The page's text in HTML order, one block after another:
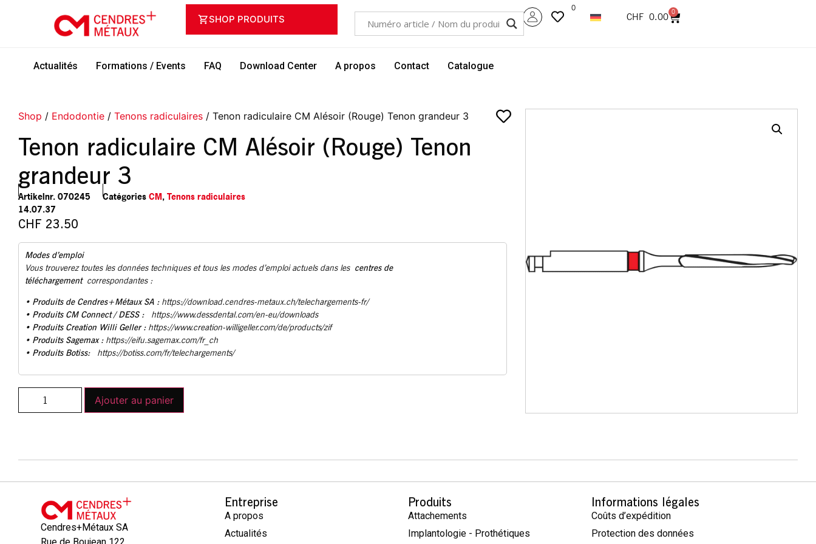
SHOP PRODUITS
0
CHF 0.00
0
Actualités Formations / Events FAQ Download Center A propos Contact Catalogue
Shop / Endodontie / Tenons radiculaires / Tenon radiculaire CM Alésoir (Rouge) Tenon grandeur 3
Tenon radiculaire CM Alésoir (Rouge) Tenon
grandeur 3
Artikelnr. 070245 Catégories CM, Tenons radiculaires
14.07.37
CHF 23.50
Modes d’emploi
Vous trouverez toutes les données techniques et tous les modes d’emploi actuels dans les centres de
téléchargementcorrespondantes :
• Produits de Cendres+Métaux SA : https://download.cendres-metaux.ch/telechargements-fr/
• Produits CM Connect / DESS :
https://www.dessdental.com/en-eu/downloads
• Produits Creation Willi Geller : https://www.creation-willigeller.com/de/products/zif
• Produits Sagemax : https://eifu.sagemax.com/fr_ch
• Produits Botiss: https://botiss.com/fr/telechargements/
Ajouter au panier
Cendres+Métaux SA
Entreprise
A propos
Actualités
Produits
Attachements
Implantologie - Prothétiques
Informations légales
Coûts d’expédition
Protection des données